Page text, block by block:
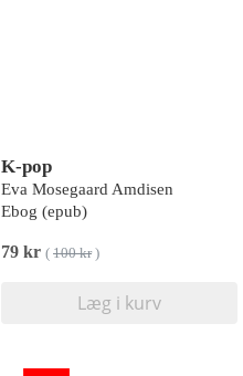
K-pop
Eva Mosegaard Amdisen
Ebog (epub)
79 kr ( 100 kr)
Læg i kurv